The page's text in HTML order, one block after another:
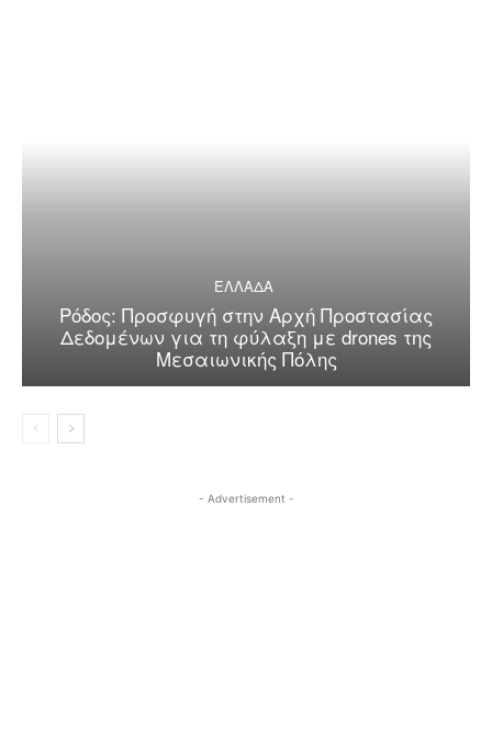
ΕΛΛΑΔΑ
Ρόδος: Προσφυγή στην Αρχή Προστασίας
Δεδομένων για τη φύλαξη με drones της
Μεσαιωνικής Πόλης
- Advertisement -